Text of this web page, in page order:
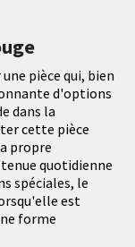
pièce qui, bien
d'options
dans la
cette pièce
propre
quotidienne
spéciales, le
est
forme